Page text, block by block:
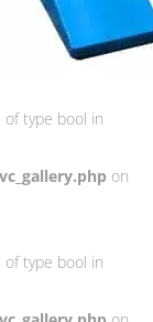
of type bool in
on
of type bool in